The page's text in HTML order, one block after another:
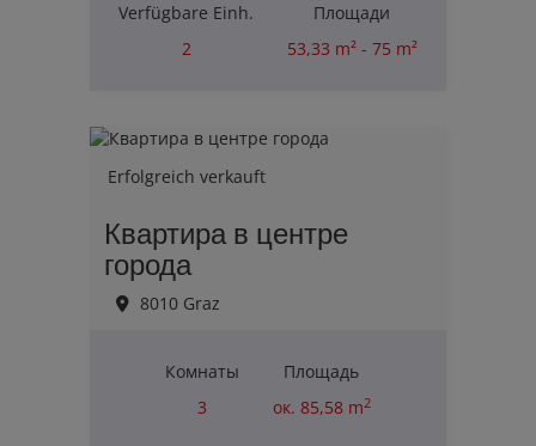
Verfügbare Einh.
2
Площади
53,33 m² - 75 m²
2
Erfolgreich verkauft
Квартира в центре
города
8010 Graz
Комнаты
3
Площадь
ок. 85,58 m2